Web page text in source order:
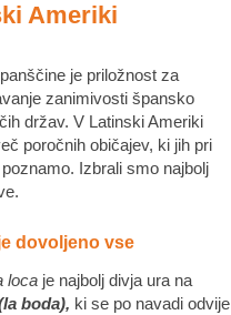
Ameriki
je priložnost za
zanimivosti špansko
držav. V Latinski Ameriki
poročnih običajev, ki jih pri
Izbrali smo najbolj
dovoljeno vse
loca je najbolj divja ura na
boda), ki se po navadi odvije